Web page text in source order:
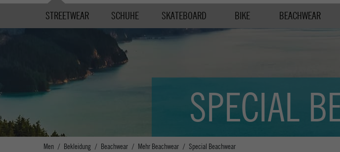
STREETWEAR SCHUHE SKATEBOARD BIKE BEACHWEAR
SPECIAL
Men Bekleidung Beachwear Mehr Beachwear Special Beachwear